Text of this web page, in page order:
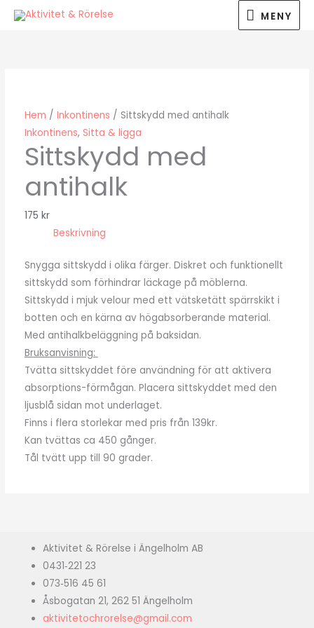
Hoppa
MENY
MENY
Hem / Inkontinens / Sittskydd med antihalk
Inkontinens, Sitta & ligga
Sittskydd med
antihalk
175 kr
Beskrivning
Snygga sittskydd i olika färger. Diskret och funktionellt
sittskydd som förhindrar läckage på möblerna.
Sittskydd i mjuk velour med ett vätsketätt spärrskikt i
botten och en kärna av högabsorberande material.
Med antihalkbeläggning på baksidan.
Bruksanvisning:
Tvätta sittskyddet före användning för att aktivera
absorptions-förmågan. Placera sittskyddet med den
ljusblå sidan mot underlaget.
Finns i flera storlekar med pris från 139kr.
Kan tvättas ca 450 gånger.
Tål tvätt upp till 90 grader.
Aktivitet & Rörelse i Ängelholm AB
0431‑221 23
073‑516 45 61
Åsbogatan 21, 262 51 Ängelholm
aktivitetochrorelse@gmail.com